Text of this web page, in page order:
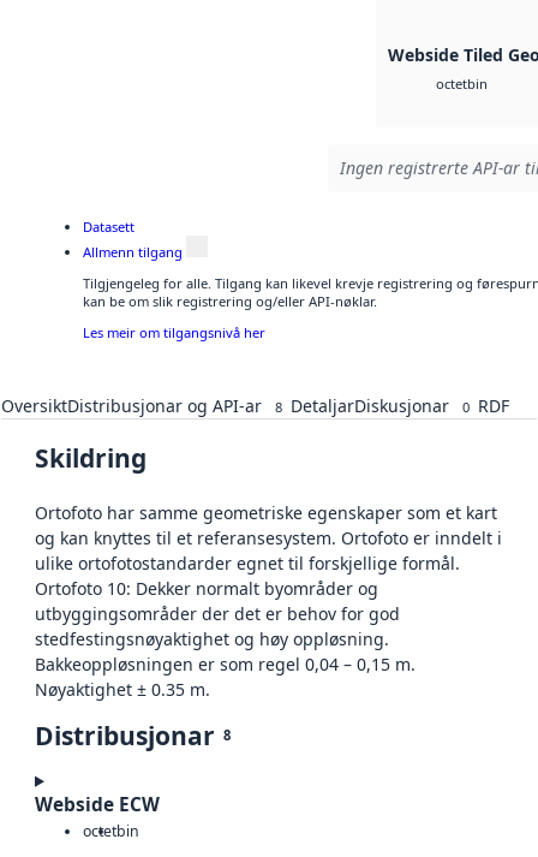
Webside Tiled
octetbin
Ingen registrerte API-ar
Datasett
Allmenn tilgang
Tilgjengeleg for alle. Tilgang kan likevel krevje registrering og
kan be om slik registrering og/eller API-nøklar.
Les meir om tilgangsnivå her
OversiktDistribusjonar og API-ar 8 DetaljarDiskusjonar 0 RDF
Skildring
Ortofoto har samme geometriske egenskaper som et kart
og kan knyttes til et referansesystem. Ortofoto er inndelt i
ulike ortofotostandarder egnet til forskjellige formål.
Ortofoto 10: Dekker normalt byområder og
utbyggingsområder der det er behov for god
stedfestingsnøyaktighet og høy oppløsning.
Bakkeoppløsningen er som regel 0,04 – 0,15 m.
Nøyaktighet ± 0.35 m.
Distribusjonar 8
Webside ECW
octetbin